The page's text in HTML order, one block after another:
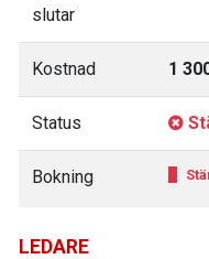
LEDARE
slutar
Kostnad 1
Status
Bokning